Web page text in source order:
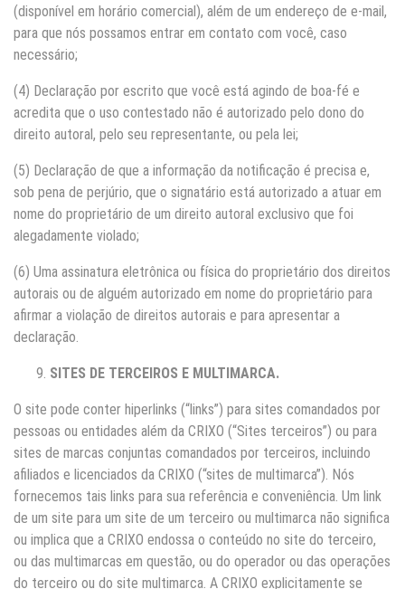
(disponível em horário comercial), além de um endereço de e-mail,
para que nós possamos entrar em contato com você, caso
necessário;
(4) Declaração por escrito que você está agindo de boa-fé e
acredita que o uso contestado não é autorizado pelo dono do
direito autoral, pelo seu representante, ou pela lei;
(5) Declaração de que a informação da notificação é precisa e,
sob pena de perjúrio, que o signatário está autorizado a atuar em
nome do proprietário de um direito autoral exclusivo que foi
alegadamente violado;
(6) Uma assinatura eletrônica ou física do proprietário dos direitos
autorais ou de alguém autorizado em nome do proprietário para
afirmar a violação de direitos autorais e para apresentar a
declaração.
SITES DE TERCEIROS E MULTIMARCA.
O site pode conter hiperlinks (“links”) para sites comandados por
pessoas ou entidades além da CRIXO (“Sites terceiros”) ou para
sites de marcas conjuntas comandados por terceiros, incluindo
afiliados e licenciados da CRIXO (“sites de multimarca”). Nós
fornecemos tais links para sua referência e conveniência. Um link
de um site para um site de um terceiro ou multimarca não significa
ou implica que a CRIXO endossa o conteúdo no site do terceiro,
ou das multimarcas em questão, ou do operador ou das operações
do terceiro ou do site multimarca. A CRIXO explicitamente se